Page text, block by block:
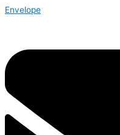
Envelope